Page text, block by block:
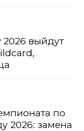
2026 выйдут
по
2026: замена